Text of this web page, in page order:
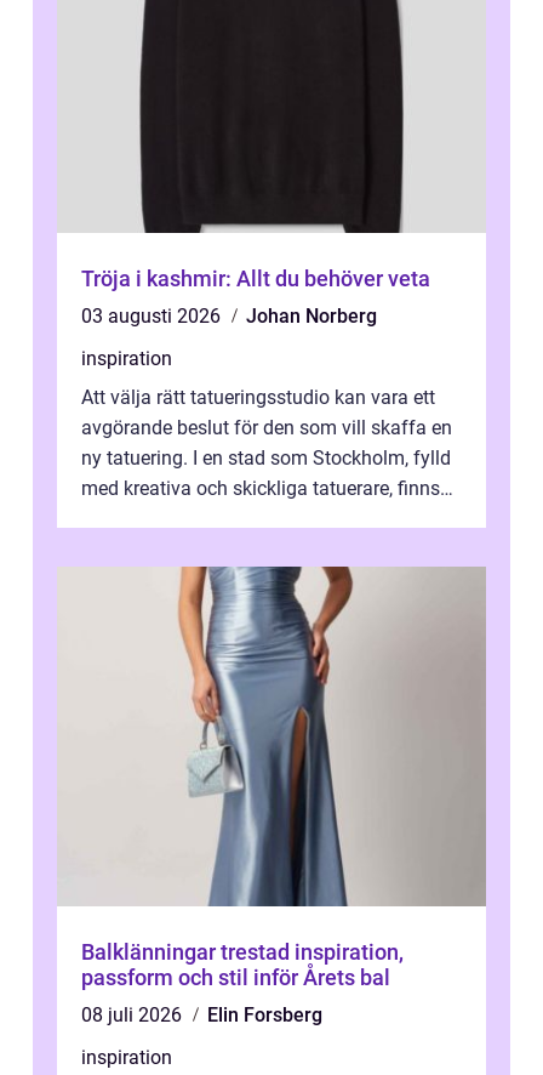
Tröja i kashmir: Allt du behöver veta
03 augusti 2026
Johan Norberg
inspiration
Att välja rätt tatueringsstudio kan vara ett
avgörande beslut för den som vill skaffa en
ny tatuering. I en stad som Stockholm, fylld
med kreativa och skickliga tatuerare, finns
Balklänningar trestad inspiration,
passform och stil inför Årets bal
08 juli 2026
Elin Forsberg
inspiration